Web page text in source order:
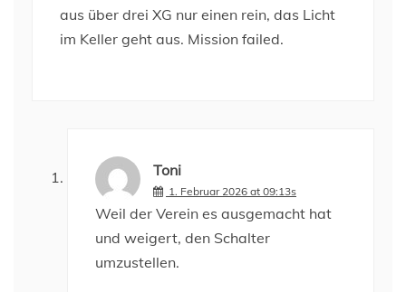
aus über drei XG nur einen rein, das Licht
im Keller geht aus. Mission failed.
Toni
1. Februar 2026 at 09:13s
Weil der Verein es ausgemacht hat
und weigert, den Schalter
umzustellen.